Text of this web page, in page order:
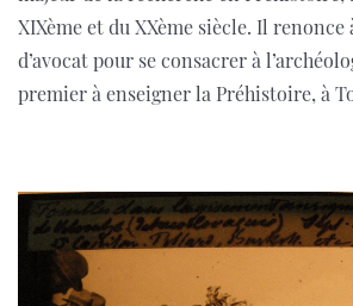
XIXème et du XXème siècle. Il renonce
d’avocat pour se consacrer à
premier à enseigner la Préhistoire, à